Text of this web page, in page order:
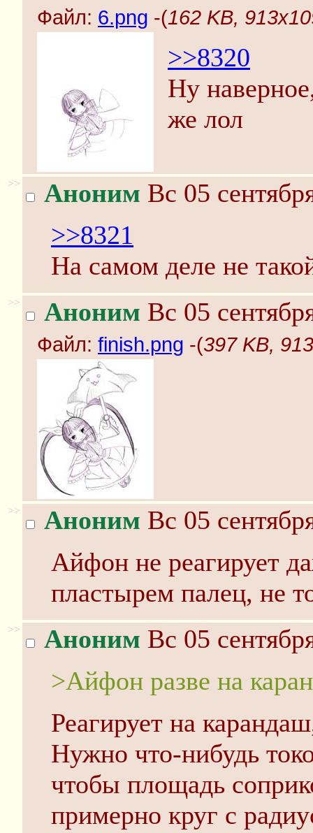
Файл: 6.png -(162 KB,
>>8320
Ну
же лол
>> Аноним Вс 05
>>8321
На самом деле не
>> Аноним Вс 05
Файл: finish.png -(397 KB,
>> Аноним Вс 05
Айфон не реагирует
пластырем палец, не
>> Аноним Вс 05
>Айфон разве на
Реагирует на
Нужно что-нибудь
чтобы площадь
примерно круг с